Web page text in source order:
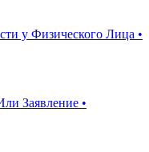
у Физического Лица •
Заявление •